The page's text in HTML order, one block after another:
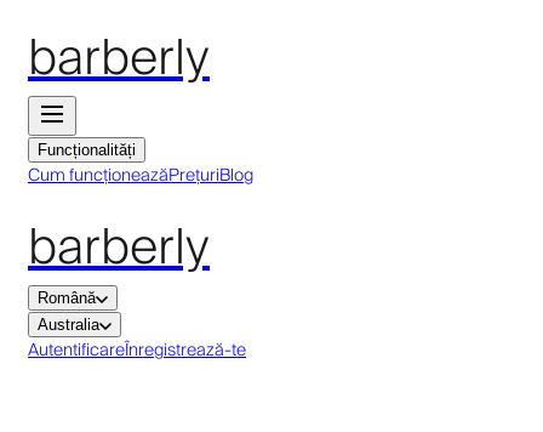
barberly
Funcționalități
Cum funcționeazăPrețuriBlog
barberly
Română
Australia
AutentificareÎnregistrează-te